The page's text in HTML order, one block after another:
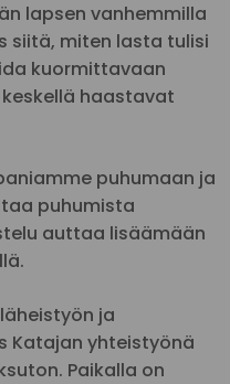
lapsen vanhemmilla
siitä, miten lasta tulisi
kuormittavaan
haastavat
puhumaan ja
puhumista
auttaa lisäämään
ja
Katajan yhteistyönä
Paikalla on